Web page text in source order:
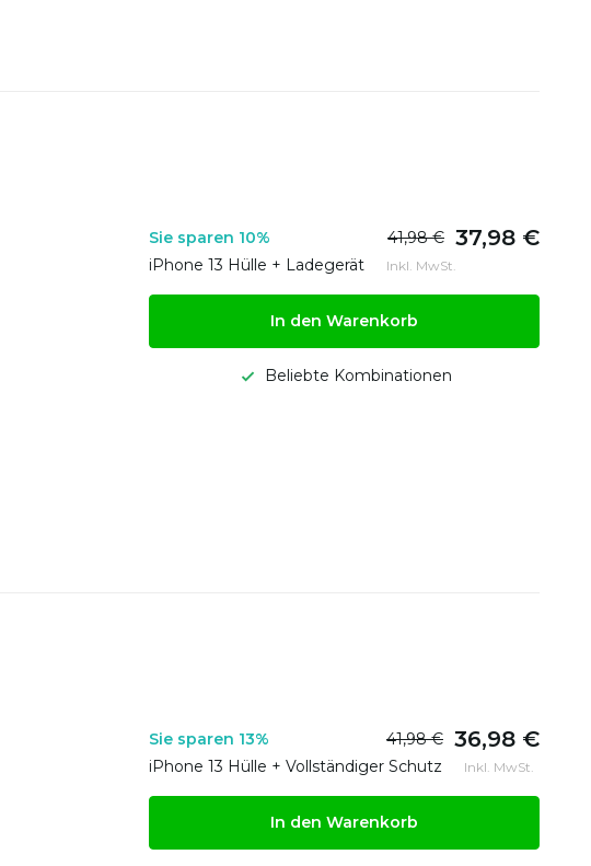
Sie sparen 10% 41,98 € 37,98 €
iPhone 13 Hülle + Ladegerät Inkl. MwSt.
In den Warenkorb
Beliebte Kombinationen
Sie sparen 13% 41,98 € 36,98 €
iPhone 13 Hülle + Vollständiger Schutz Inkl. MwSt.
In den Warenkorb